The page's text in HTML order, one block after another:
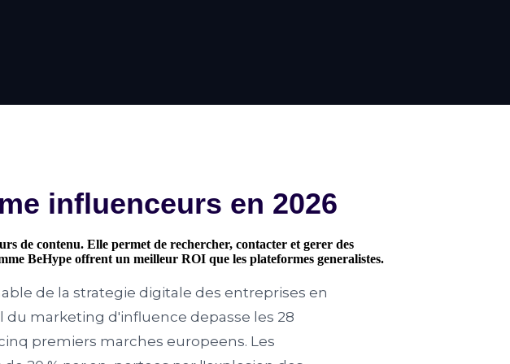
influenceurs en 2026
de contenu. Elle permet de rechercher, contacter et gerer des
BeHype offrent un meilleur ROI que les plateformes generalistes.
de la strategie digitale des entreprises en
du marketing d'influence depasse les 28
premiers marches europeens. Les